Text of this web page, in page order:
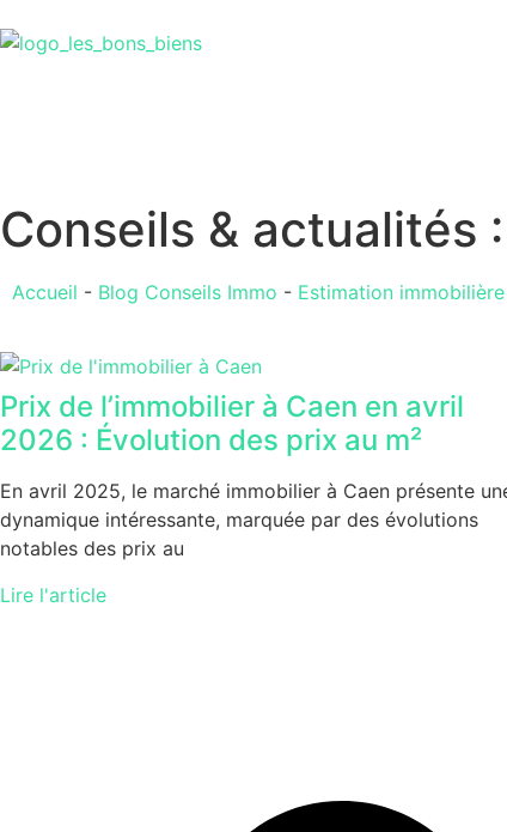
Conseils & actualités
Accueil - Blog Conseils Immo - Estimation immobilière
Prix de l’immobilier à Caen en avril
2026 : Évolution des prix au m²
En avril 2025, le marché immobilier à Caen présente
dynamique intéressante, marquée par des évolutions
notables des prix au
Lire l'article